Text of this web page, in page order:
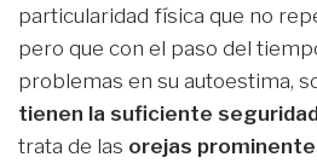
particularidad física que no
pero que con el paso del
problemas en su autoestima,
tienen la suficiente
trata de las orejas